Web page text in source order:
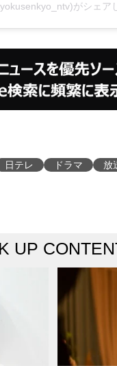
がシェア
日テレ ドラマ 放
UP